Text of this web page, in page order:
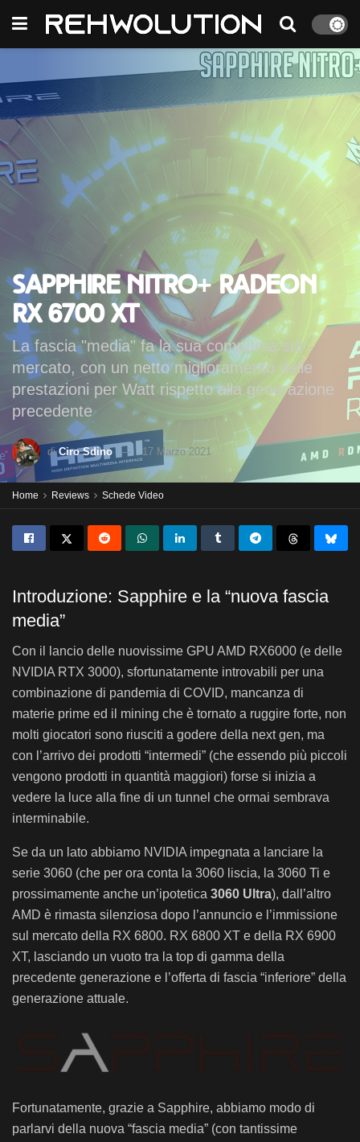
Sapphire NITRO+ Radeon
RX 6700 XT
La fascia "media" fa la sua comparsa sul
mercato, con un netto miglioramento delle
prestazioni per Watt rispetto alla generazione
precedente
di Ciro Sdino 17 Marzo 2021
Home Reviews Schede Video
Introduzione: Sapphire e la “nuova fascia
media”
Con il lancio delle nuovissime GPU AMD RX6000 (e delle
NVIDIA RTX 3000), sfortunatamente introvabili per una
combinazione di pandemia di COVID, mancanza di
materie prime ed il mining che è tornato a ruggire forte, non
molti giocatori sono riusciti a godere della next gen, ma
con l’arrivo dei prodotti “intermedi” (che essendo più piccoli
vengono prodotti in quantità maggiori) forse si inizia a
vedere la luce alla fine di un tunnel che ormai sembrava
interminabile.
Se da un lato abbiamo NVIDIA impegnata a lanciare la
serie 3060 (che per ora conta la 3060 liscia, la 3060 Ti e
prossimamente anche un’ipotetica 3060 Ultra), dall’altro
AMD è rimasta silenziosa dopo l’annuncio e l’immissione
sul mercato della RX 6800. RX 6800 XT e della RX 6900
XT, lasciando un vuoto tra la top di gamma della
precedente generazione e l’offerta di fascia “inferiore” della
generazione attuale.
Fortunatamente, grazie a Sapphire, abbiamo modo di
parlarvi della nuova “fascia media” (con tantissime